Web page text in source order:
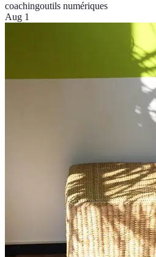
coachingoutils numériques
Aug 1